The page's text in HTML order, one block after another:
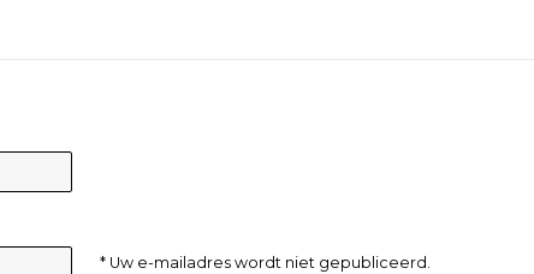
* Uw e-mailadres wordt niet gepubliceerd.